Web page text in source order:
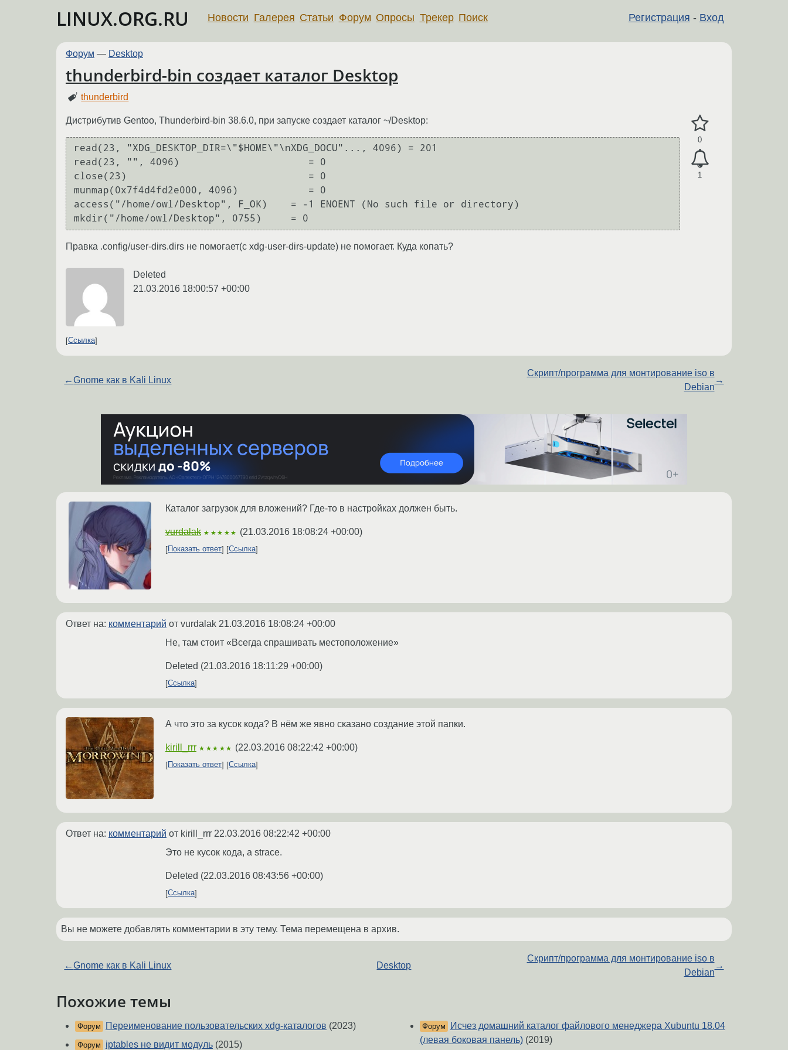
LINUX.ORG.RU Регистрация - Вход
Новости Галерея Статьи Форум Опросы Трекер Поиск
Форум — Desktop
thunderbird-bin создает каталог Desktop
thunderbird
0
1
Дистрибутив Gentoo, Thunderbird-bin 38.6.0, при запуске создает каталог ~/Desktop:
read(23, "XDG_DESKTOP_DIR=\"$HOME\"\nXDG_DOCU"..., 4096) = 201
read(23, "", 4096)                      = 0
close(23)                               = 0
munmap(0x7f4d4fd2e000, 4096)            = 0
access("/home/owl/Desktop", F_OK)    = -1 ENOENT (No such file or directory)
Правка .config/user-dirs.dirs не помогает(с xdg-user-dirs-update) не помогает. Куда копать?
Deleted
21.03.2016 18:00:57 +00:00
Ссылка
←Gnome как в Kali Linux
Скрипт/программа для монтирование iso в
Debian
→
Каталог загрузок для вложений? Где-то в настройках должен быть.
vurdalak ★★★★★ (21.03.2016 18:08:24 +00:00)
Показать ответ Ссылка
Ответ на: комментарий от vurdalak 21.03.2016 18:08:24 +00:00
Не, там стоит «Всегда спрашивать местоположение»
Deleted (21.03.2016 18:11:29 +00:00)
Ссылка
А что это за кусок кода? В нём же явно сказано создание этой папки.
kirill_rrr ★★★★★ (22.03.2016 08:22:42 +00:00)
Показать ответ Ссылка
Ответ на: комментарий от kirill_rrr 22.03.2016 08:22:42 +00:00
Это не кусок кода, а strace.
Deleted (22.03.2016 08:43:56 +00:00)
Ссылка
Вы не можете добавлять комментарии в эту тему. Тема перемещена в архив.
←Gnome как в Kali Linux Desktop
Скрипт/программа для монтирование iso в
Debian
→
Похожие темы
Форум Переименование пользовательских xdg-каталогов (2023)
Форум iptables не видит модуль (2015)
Форум
Исчез домашний каталог файлового менеджера Xubuntu 18.04
(левая боковая панель)(2019)